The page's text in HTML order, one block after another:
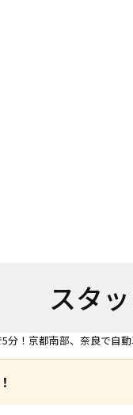
スタ
分！京都南部、奈良で自